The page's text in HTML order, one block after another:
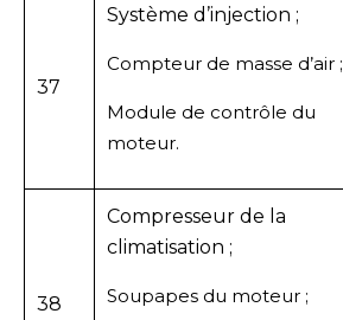
37
Système d’injection ;
Compteur de masse d’air ;
Module de contrôle du
moteur.
38
Compresseur de la
climatisation ;
Soupapes du moteur ;